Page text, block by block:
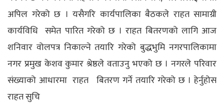
अपिल गरेको छ । यसैगरि कार्यपालिका बैठकले राहत सामाग्री
कार्यविधि समेत पारित गरेको छ । राहत बितरणको लागि आज
शनिवार वोलपत्र निकाल्ने तयारि गरेको बुद्धभुमि नगरपालिकामा
नगर प्रमुख केशव कुमार श्रेष्ठले वताउनु भएको छ । नगरले परिवार
संख्याको आधारमा राहत बितरण गर्ने तयारि गरेको छ । हेर्नुहोस
राहत सुचि